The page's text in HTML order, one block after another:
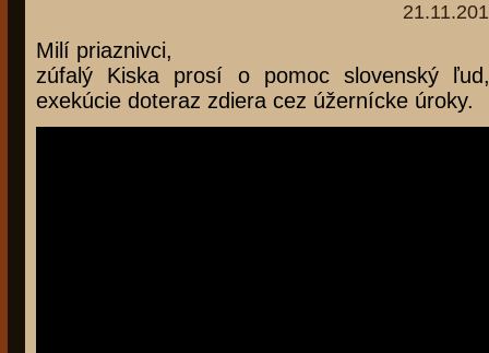
Milí priaznivci,
zúfalý Kiska prosí o pomoc slovenský
exekúcie doteraz zdiera cez úžernícke úroky.